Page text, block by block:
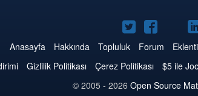
Twitter'da
JoomlaJoomla
Anasayfa Hakkında Topluluk Forum
Gizlilik Politikası Çerez Politikası $5 ile
© 2005 - 2026 Open Source